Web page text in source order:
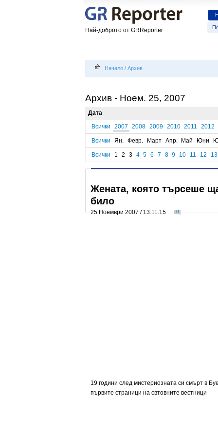
Най-доброто от GRReporter
Начало / Архив
Архив - Ноем. 25, 2007
Дата
Всички
2007 2008 2009 2010 2011 2012
Всички Ян. Февр. Март Апр. Май Юни
Всички 1 2 3 4 5 6 7 8 9 10 11 12 13
Жената, която търсеше
било
25 Ноември 2007 / 13:11:15 0
19 години след мистериозната си смърт в
първите страници на свтовните вестници